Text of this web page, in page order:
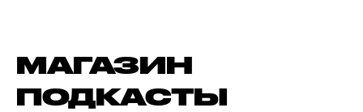
МАГАЗИН
ПОДКАСТЫ